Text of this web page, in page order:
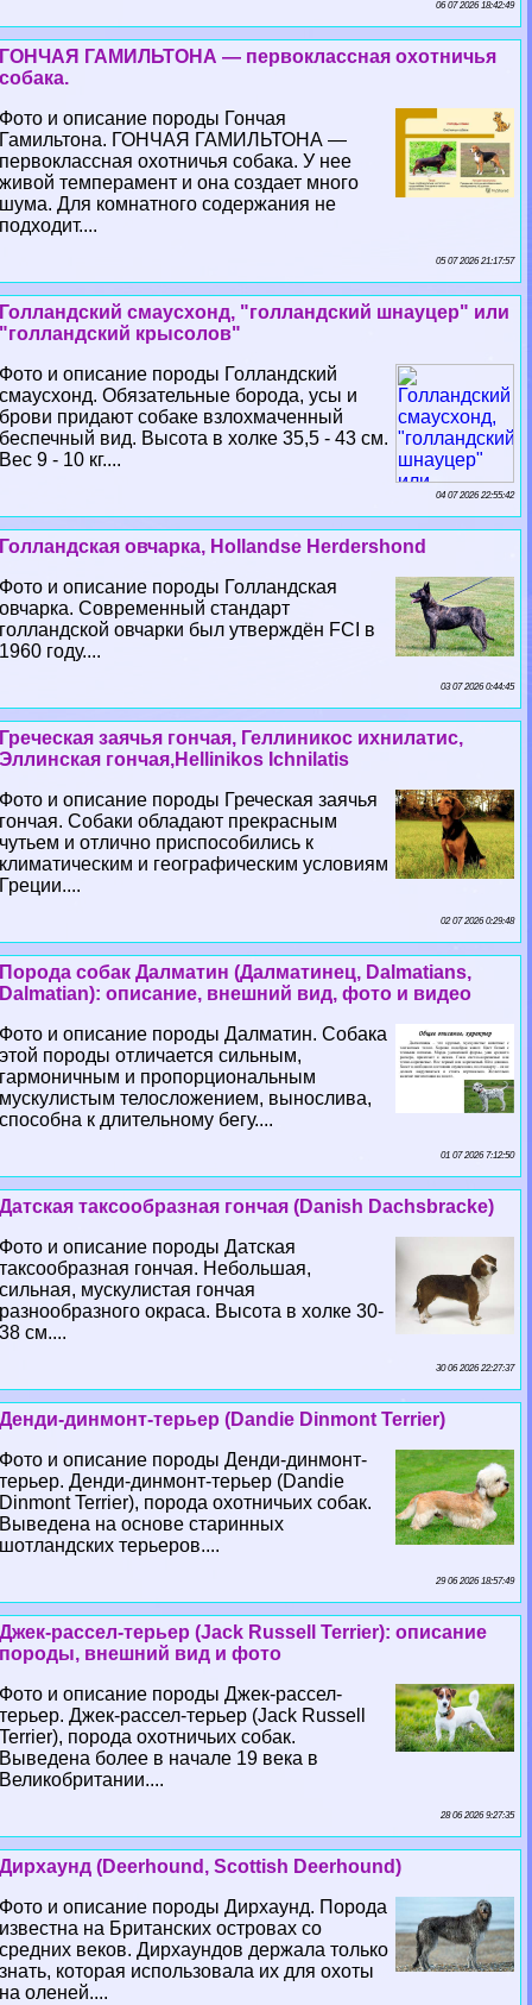
06 07 2026 18:42:49
ГОНЧАЯ ГАМИЛЬТОНА — первоклассная охотничья
собака.
Фото и описание породы Гончая
Гамильтона. ГОНЧАЯ ГАМИЛЬТОНА —
первоклассная охотничья собака. У нее
живой темперамент и она создает много
шума. Для комнатного содержания не
подходит....
05 07 2026 21:17:57
Голландский смаусхонд, "голландский шнауцер" или
"голландский крысолов"
Фото и описание породы Голландский
смаусхонд. Обязательные борода, усы и
брови придают собаке взлохмаченный
беспечный вид. Высота в холке 35,5 - 43 см.
Вес 9 - 10 кг....
04 07 2026 22:55:42
Голландская овчарка, Hollandse Herdershond
Фото и описание породы Голландская
овчарка. Современный стандарт
голландской овчарки был утверждён FCI в
1960 году....
03 07 2026 0:44:45
Греческая заячья гончая, Геллиникос ихнилатис,
Эллинская гончая,Hellinikos Ichnilatis
Фото и описание породы Греческая заячья
гончая. Собаки обладают прекрасным
чутьем и отлично приспособились к
климатическим и географическим условиям
Греции....
02 07 2026 0:29:48
Порода собак Далматин (Далматинец, Dalmatians,
Dalmatian): описание, внешний вид, фото и видео
Фото и описание породы Далматин. Собака
этой породы отличается сильным,
гармоничным и пропорциональным
мускулистым телосложением, вынослива,
способна к длительному бегу....
01 07 2026 7:12:50
Датская таксообразная гончая (Danish Dachsbracke)
Фото и описание породы Датская
таксообразная гончая. Небольшая,
сильная, мускулистая гончая
разнообразного окраса. Высота в холке 30-
38 см....
30 06 2026 22:27:37
Денди-динмонт-терьер (Dandie Dinmont Terrier)
Фото и описание породы Денди-динмонт-
терьер. Денди-динмонт-терьер (Dandie
Dinmont Terrier), порода охотничьих собак.
Выведена на основе старинных
шотландских терьеров....
29 06 2026 18:57:49
Джек-рассел-терьер (Jack Russell Terrier): описание
породы, внешний вид и фото
Фото и описание породы Джек-рассел-
терьер. Джек-рассел-терьер (Jack Russell
Terrier), порода охотничьих собак.
Выведена более в начале 19 века в
Великобритании....
28 06 2026 9:27:35
Дирхаунд (Deerhound, Scottish Deerhound)
Фото и описание породы Дирхаунд. Порода
известна на Британских островах со
средних веков. Дирхаундов держала только
знать, которая использовала их для охоты
на оленей....